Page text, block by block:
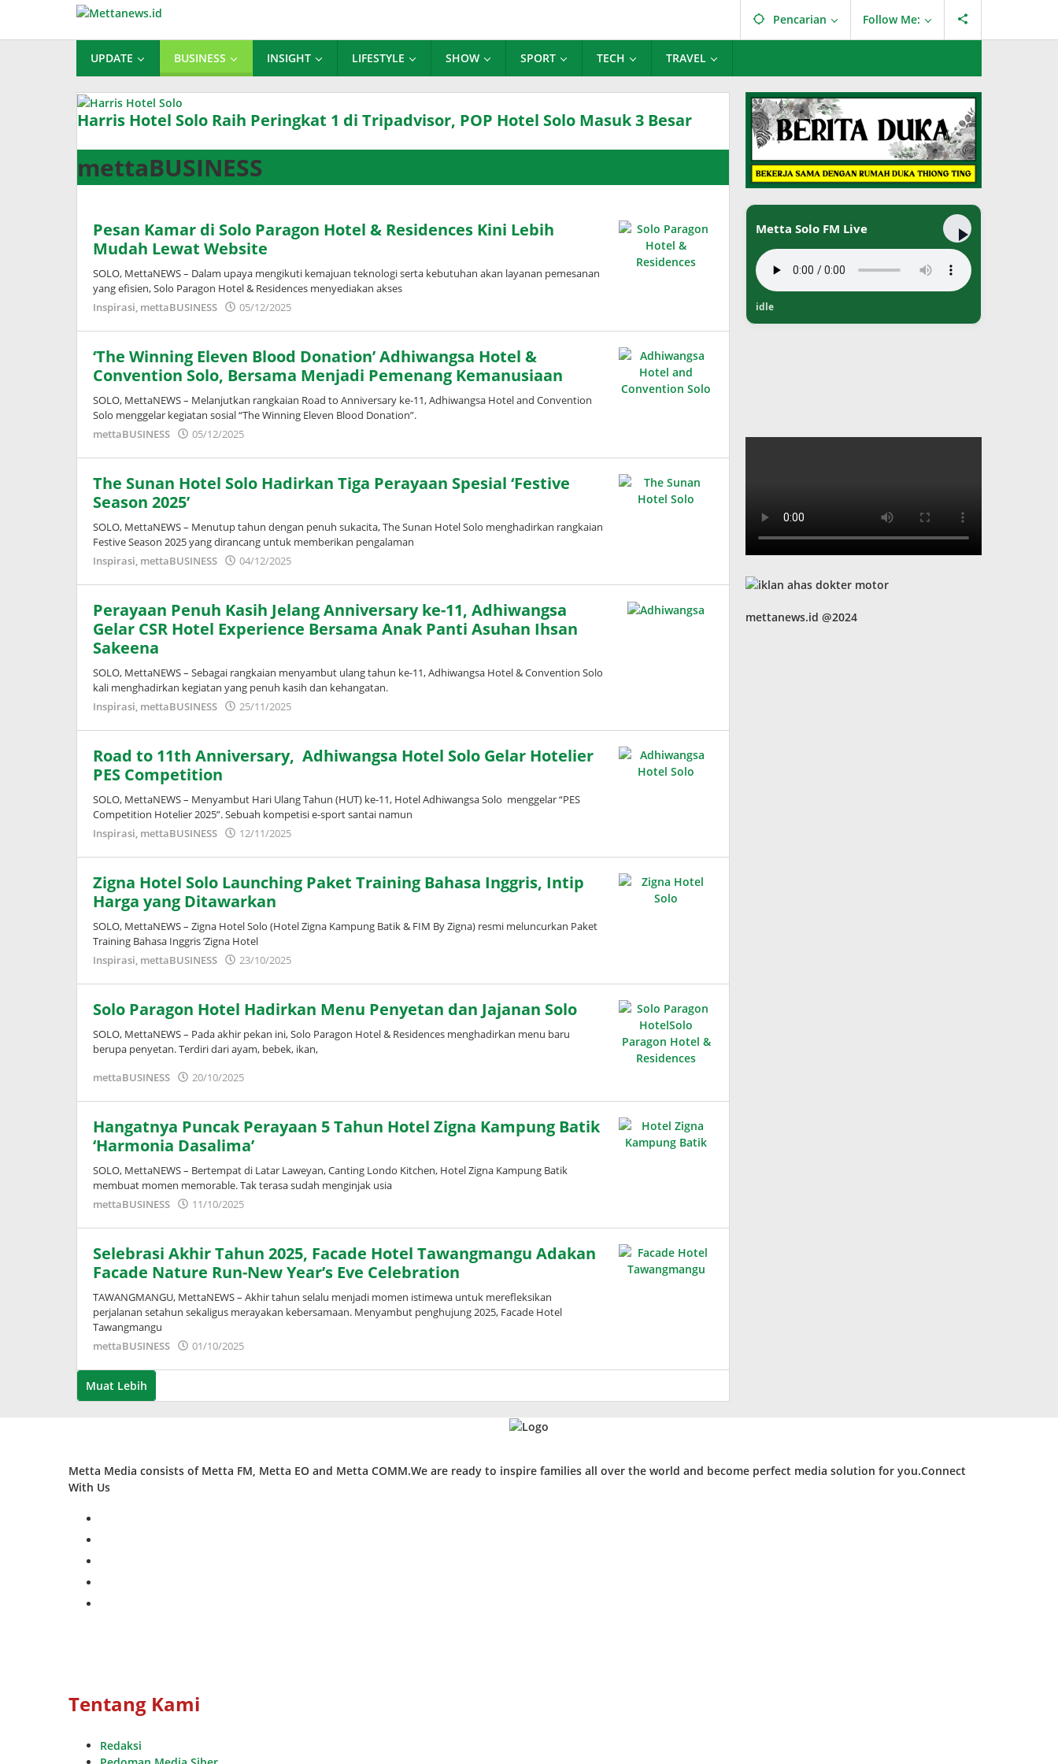
konten
Pencarian Follow Me:
UPDATE BUSINESS INSIGHT LIFESTYLE SHOW SPORT TECH TRAVEL
Harris Hotel Solo Raih Peringkat 1 di Tripadvisor, POP Hotel Solo Masuk 3 Besar
mettaBUSINESS
14/01/2026
Wardani
mettaBUSINESS
Pesan Kamar di Solo Paragon Hotel & Residences Kini Lebih
Mudah Lewat Website
SOLO, MettaNEWS – Dalam upaya mengikuti kemajuan teknologi serta kebutuhan akan layanan pemesanan
yang efisien, Solo Paragon Hotel & Residences menyediakan akses
Inspirasi mettaBUSINESS 05/12/2025
Wardani
‘The Winning Eleven Blood Donation’ Adhiwangsa Hotel &
Convention Solo, Bersama Menjadi Pemenang Kemanusiaan
SOLO, MettaNEWS – Melanjutkan rangkaian Road to Anniversary ke-11, Adhiwangsa Hotel and Convention
Solo menggelar kegiatan sosial “The Winning Eleven Blood Donation”.
mettaBUSINESS
05/12/2025
Wardani
The Sunan Hotel Solo Hadirkan Tiga Perayaan Spesial ‘Festive
Season 2025’
SOLO, MettaNEWS – Menutup tahun dengan penuh sukacita, The Sunan Hotel Solo menghadirkan rangkaian
Festive Season 2025 yang dirancang untuk memberikan pengalaman
Inspirasi mettaBUSINESS 04/12/2025
Wardani
Perayaan Penuh Kasih Jelang Anniversary ke-11, Adhiwangsa
Gelar CSR Hotel Experience Bersama Anak Panti Asuhan Ihsan
Sakeena
SOLO, MettaNEWS – Sebagai rangkaian menyambut ulang tahun ke-11, Adhiwangsa Hotel & Convention Solo
kali menghadirkan kegiatan yang penuh kasih dan kehangatan.
Inspirasi mettaBUSINESS 25/11/2025
Wardani
Road to 11th Anniversary, Adhiwangsa Hotel Solo Gelar Hotelier
PES Competition
SOLO, MettaNEWS – Menyambut Hari Ulang Tahun (HUT) ke-11, Hotel Adhiwangsa Solo menggelar “PES
Competition Hotelier 2025”. Sebuah kompetisi e-sport santai namun
Inspirasi mettaBUSINESS 12/11/2025
Wardani
Zigna Hotel Solo Launching Paket Training Bahasa Inggris, Intip
Harga yang Ditawarkan
SOLO, MettaNEWS – Zigna Hotel Solo (Hotel Zigna Kampung Batik & FIM By Zigna) resmi meluncurkan Paket
Training Bahasa Inggris ’Zigna Hotel
Inspirasi mettaBUSINESS 23/10/2025
Wardani
Solo Paragon Hotel Hadirkan Menu Penyetan dan Jajanan Solo
SOLO, MettaNEWS – Pada akhir pekan ini, Solo Paragon Hotel & Residences menghadirkan menu baru
berupa penyetan. Terdiri dari ayam, bebek, ikan,
mettaBUSINESS
20/10/2025
Wardani
Hangatnya Puncak Perayaan 5 Tahun Hotel Zigna Kampung Batik
‘Harmonia Dasalima’
SOLO, MettaNEWS – Bertempat di Latar Laweyan, Canting Londo Kitchen, Hotel Zigna Kampung Batik
membuat momen memorable. Tak terasa sudah menginjak usia
mettaBUSINESS
11/10/2025
Wardani
Selebrasi Akhir Tahun 2025, Facade Hotel Tawangmangu Adakan
Facade Nature Run-New Year’s Eve Celebration
TAWANGMANGU, MettaNEWS – Akhir tahun selalu menjadi momen istimewa untuk merefleksikan
perjalanan setahun sekaligus merayakan kebersamaan. Menyambut penghujung 2025, Facade Hotel
Tawangmangu
mettaBUSINESS
01/10/2025
Wardani
Muat Lebih
Metta Solo FM Live
idle
mettanews.id @2024
Metta Media consists of Metta FM, Metta EO and Metta COMM.We are ready to inspire families all over the world and become perfect media solution for you.Connect
With Us
Tentang Kami
Redaksi